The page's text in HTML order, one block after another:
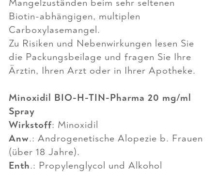
Mangelzuständen beim sehr seltenen
Biotin-abhängigen, multiplen
Carboxylasemangel.
Zu Risiken und Nebenwirkungen lesen Sie
die Packungsbeilage und fragen Sie Ihre
Ärztin, Ihren Arzt oder in Ihrer Apotheke.
Minoxidil BIO-H-TIN-Pharma 20 mg/ml
Spray
Wirkstoff: Minoxidil
Anw.: Androgenetische Alopezie b. Frauen
(über 18 Jahre).
Enth.: Propylenglycol und Alkohol